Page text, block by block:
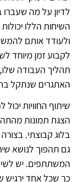
לדיון על מה
השיחות הללו
ולעודד אותם
לקבוע זמן מיוחד
תהליך העבודה שלו,
האתגרים שנתקל
שיתוף החוויות
הצגת תמונות
בלוג קבוצתי.
גם תהפוך לנושא
המשתתפים. יש
כך שכל אחד ירגיש